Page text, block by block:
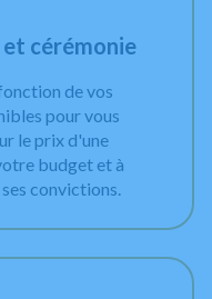
cérémonie
de vos
pour vous
le prix d'une
budget et à
convictions.